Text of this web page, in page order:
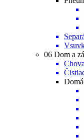
06 Dom a